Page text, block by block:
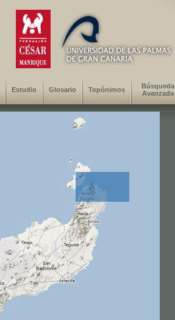
Estudio Glosario Topónimos
Búsqueda
Avanzada